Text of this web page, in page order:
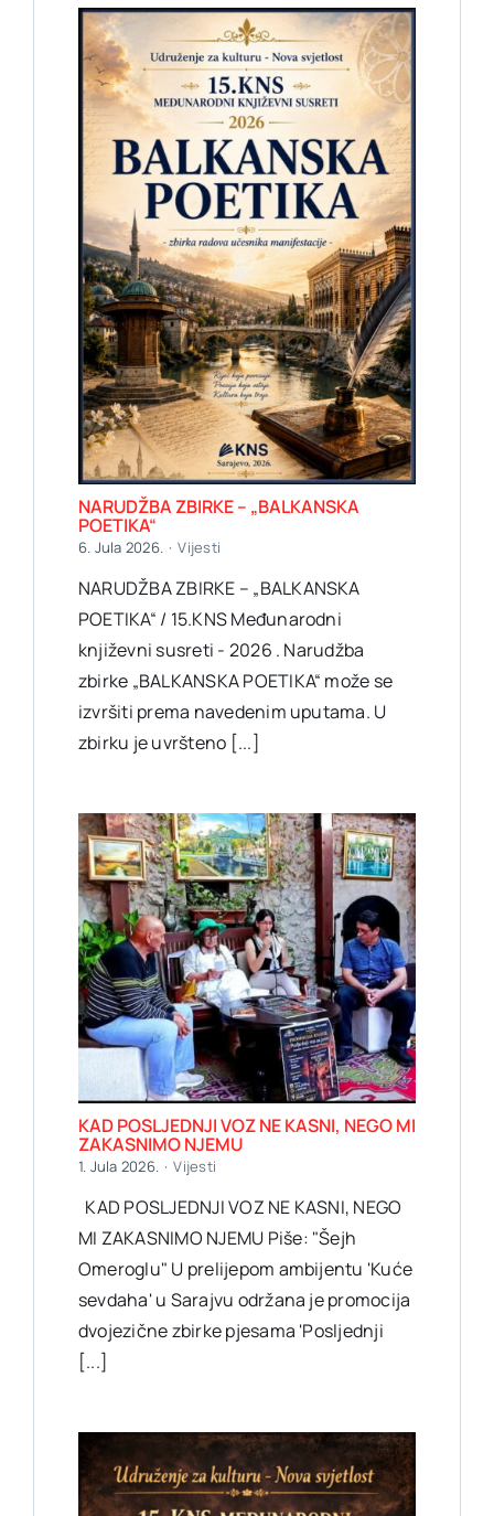
NARUDŽBA ZBIRKE – „BALKANSKA
POETIKA“
6. Jula 2026. · Vijesti
NARUDŽBA ZBIRKE – „BALKANSKA
POETIKA“ / 15.KNS Međunarodni
književni susreti - 2026 . Narudžba
zbirke „BALKANSKA POETIKA“ može se
izvršiti prema navedenim uputama. U
zbirku je uvršteno [...]
KAD POSLJEDNJI VOZ NE KASNI, NEGO MI
ZAKASNIMO NJEMU
1. Jula 2026. · Vijesti
KAD POSLJEDNJI VOZ NE KASNI, NEGO
MI ZAKASNIMO NJEMU Piše: "Šejh
Omeroglu" U prelijepom ambijentu 'Kuće
sevdaha' u Sarajvu održana je promocija
dvojezične zbirke pjesama 'Posljednji
[...]